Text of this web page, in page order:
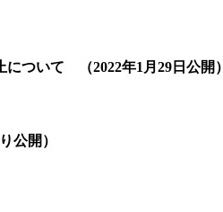
について （2022年1月29日公開）
公開）